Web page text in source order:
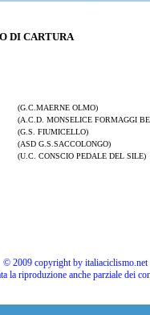
DI CARTURA
(G.C.MAERNE OLMO)
(A.C.D. MONSELICE FORMAGGI
(G.S. FIUMICELLO)
(ASD G.S.SACCOLONGO)
(U.C. CONSCIO PEDALE DEL SILE)
© 2009 copyright by
la riproduzione anche parziale dei